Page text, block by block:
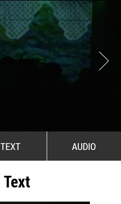
LALELE, LALELE – prima premieră a
anului la MACAZ
CinePOLSKA – filme poloneze la
București
PEOPLE OF ROMANIA se lansează la
galeria Simeza
All Stars For Outernational
TEXT AUDIO
Text